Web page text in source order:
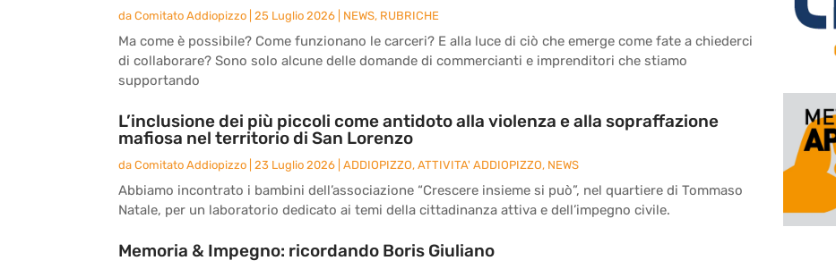
da Comitato Addiopizzo 25 Luglio 2026 NEWS, RUBRICHE
Ma come è possibile? Come funzionano le carceri? E alla luce di ciò che emerge come fate a chiederci
di collaborare? Sono solo alcune delle domande di commercianti e imprenditori che stiamo
supportando
L’inclusione dei più piccoli come antidoto alla violenza e alla sopraffazione
mafiosa nel territorio di San Lorenzo
da Comitato Addiopizzo 23 Luglio 2026 ADDIOPIZZO, ATTIVITA' ADDIOPIZZO, NEWS
Abbiamo incontrato i bambini dell’associazione “Crescere insieme si può”, nel quartiere di Tommaso
Natale, per un laboratorio dedicato ai temi della cittadinanza attiva e dell’impegno civile.
Memoria & Impegno: ricordando Boris Giuliano